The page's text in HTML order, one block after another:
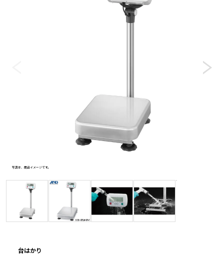
濃度・環境測定
色々な計測器
写真は、商品イメージです。
台はかり